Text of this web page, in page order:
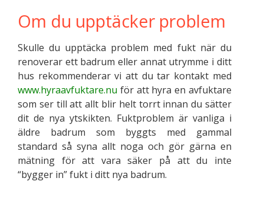
Om du upptäcker problem
Skulle du upptäcka problem med fukt när du
renoverar ett badrum eller annat utrymme i ditt
hus rekommenderar vi att du tar kontakt med
www.hyraavfuktare.nu för att hyra en avfuktare
som ser till att allt blir helt torrt innan du sätter
dit de nya ytskikten. Fuktproblem är vanliga i
äldre badrum som byggts med gammal
standard så syna allt noga och gör gärna en
mätning för att vara säker på att du inte
“bygger in” fukt i ditt nya badrum.